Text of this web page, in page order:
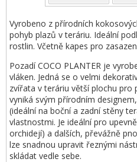
Vyrobeno z přírodních
pohyb plazů v teráriu. Ideální
rostlin. Včetně kapes pro
Pozadí COCO PLANTER je
vláken. Jedná se o velmi
zvířata v teráriu větší plochu pro
vyniká svým přírodním
(ideální na boční a zadní stěny
vlastnostmi. Je ideální pro
orchidejí) a dalších, převážně
lze snadnou upravit řeznými
skládat vedle sebe.